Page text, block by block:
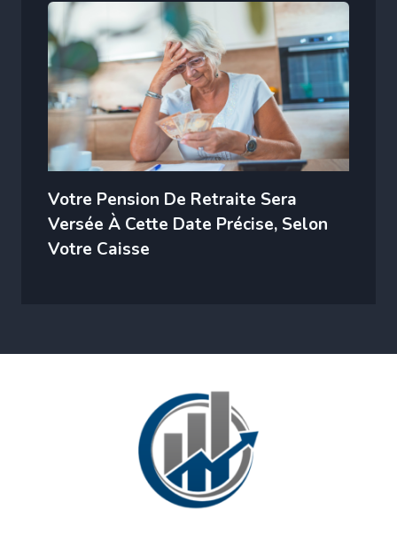
Votre Pension De Retraite Sera
Versée À Cette Date Précise, Selon
Votre Caisse